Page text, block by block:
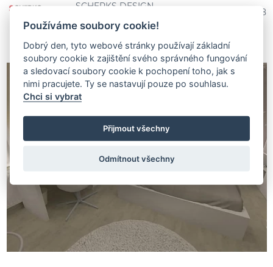
SCHERKS DESIGN
354 068
Používáme soubory cookie!
Dobrý den, tyto webové stránky používají základní
soubory cookie k zajištění svého správného fungování
a sledovací soubory cookie k pochopení toho, jak s
nimi pracujete. Ty se nastavují pouze po souhlasu.
Chci si vybrat
Přijmout všechny
Odmítnout všechny